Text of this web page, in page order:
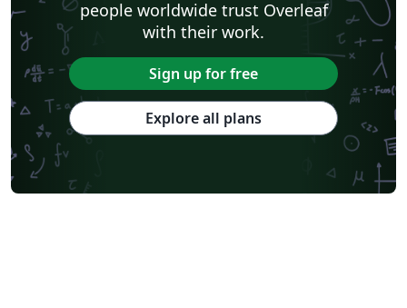
people worldwide trust Overleaf
with their work.
Sign up for free
Explore all plans